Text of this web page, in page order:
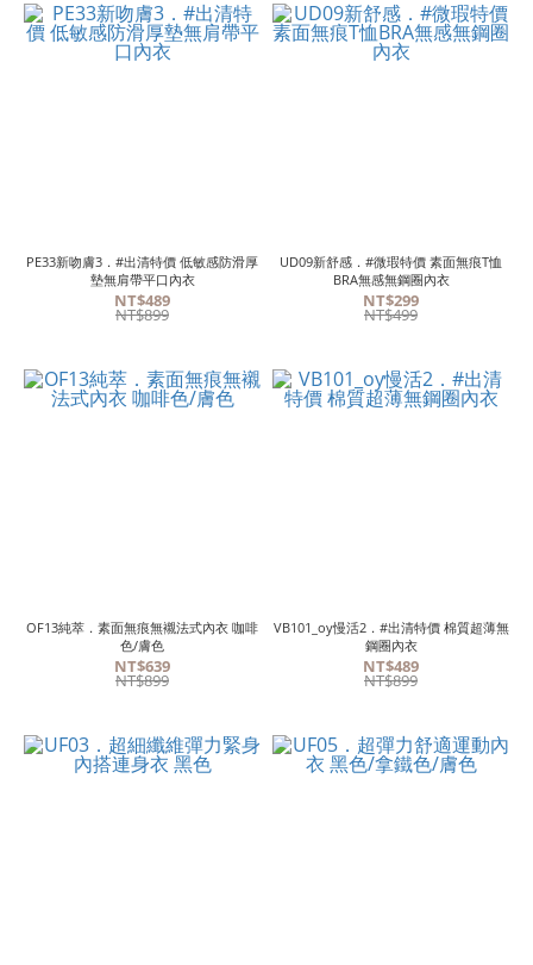
PE33新吻膚3．#出清特價 低敏感防滑厚
墊無肩帶平口內衣
NT$489
NT$899
UD09新舒感．#微瑕特價 素面無痕T恤
BRA無感無鋼圈內衣
NT$299
NT$499
OF13純萃．素面無痕無襯法式內衣 咖啡
色/膚色
NT$639
NT$899
VB101_oy慢活2．#出清特價 棉質超薄無
鋼圈內衣
NT$489
NT$899